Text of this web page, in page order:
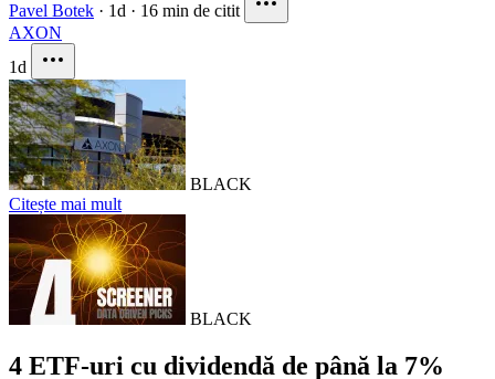
Pavel Botek · 1d · 16 min de citit
AXON
1d
BLACK
Citește mai mult
BLACK
4 ETF-uri cu dividendă de până la 7%